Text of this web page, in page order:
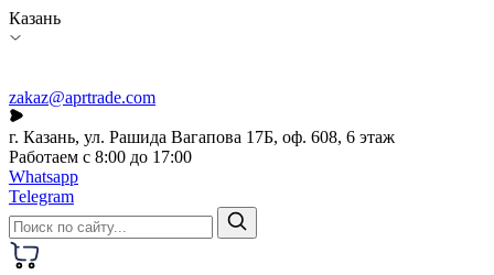
Казань
zakaz@aprtrade.com
г. Казань, ул. Рашида Вагапова 17Б, оф. 608, 6 этаж
Работаем с 8:00 до 17:00
Whatsapp
Telegram